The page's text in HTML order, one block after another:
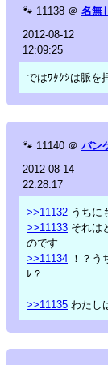
🐾 11138 ＠ 名無
2012-08-12
12:09:25
ではﾜﾀｸｼは脈を
🐾 11140 ＠ バン
2012-08-14
22:28:17
>>11132 うちに
>>11133 それは
のです
>>11134 ！？う
ﾚ？
>>11135 わたし